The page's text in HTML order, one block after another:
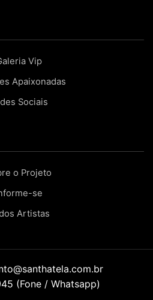
Vip
Apaixonadas
Sociais
o Projeto
se
Artistas
(Fone / Whatsapp)